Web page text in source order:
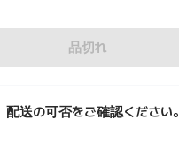
品切れ
配送の可否をご確認ください。